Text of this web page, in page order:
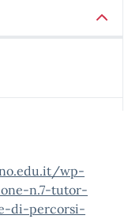
wp-
n.7-tutor-
di-percorsi-